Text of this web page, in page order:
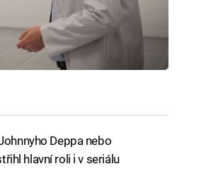
Deppa nebo
hlavní roli i v seriálu